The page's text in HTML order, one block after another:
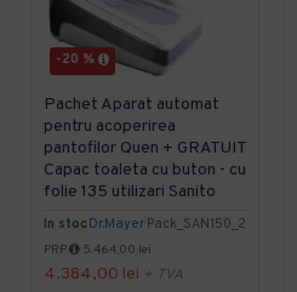
-20 %
In stoc Dr.Mayer Pack_SAN150_2
Pachet Aparat automat
pentru acoperirea
pantofilor Quen + GRATUIT
Capac toaleta cu buton - cu
folie 135 utilizari Sanito
PRP 5.464,00 lei
4.384,00 lei + TVA